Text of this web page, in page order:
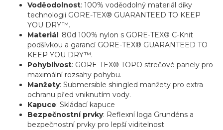
Voděodolnost: 100% voděodolný materiál díky
technologii GORE-TEX® GUARANTEED TO KEEP
YOU DRY™.
Materiál: 80d 100% nylon s GORE-TEX® C-Knit
podšívkou a garancí GORE-TEX® GUARANTEED TO
KEEP YOU DRY™.
Pohyblivost: GORE-TEX® TOPO strečové panely pro
maximální rozsahy pohybu.
Manžety: Submersible shingled manžety pro extra
ochranu před vniknutím vody.
Kapuce: Skládací kapuce
Bezpečnostní prvky: Reflexní loga Grundéns a
bezpečnostní prvky pro lepší viditelnost